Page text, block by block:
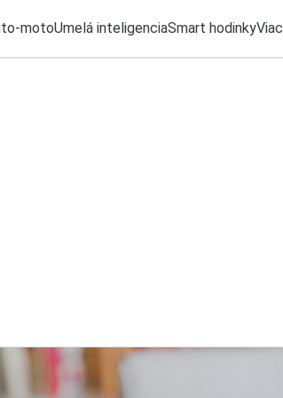
motoUmelá inteligenciaSmart hodinkyViac